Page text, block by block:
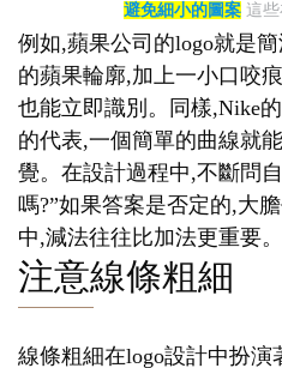
避免細小的圖案 這
例如,蘋果公司的logo就是
的蘋果輪廓,加上一小口咬
也能立即識別。同樣,Nike
的代表,一個簡單的曲線就
覺。在設計過程中,不斷問
嗎?”如果答案是否定的,大
中,減法往往比加法更重要。
注意線條粗細
線條粗細在logo設計中扮演